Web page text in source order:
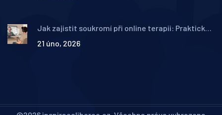
Jak zajistit soukromí při online terapii: Praktické
21 úno, 2026